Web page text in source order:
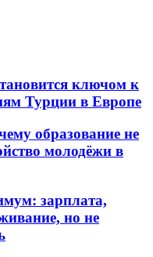
ключом к
Турции в Европе
образование не
молодёжи в
зарплата,
но не